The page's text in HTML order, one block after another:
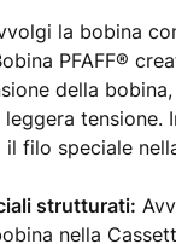
la bobina
PFAFF®
della
tensione.
filo speciale
strutturati:
nella